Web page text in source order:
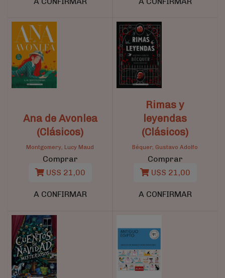
Ana de Avonlea
(Clásicos)
Montgomery, Lucy Maud
Comprar
U$S 21,00
A CONFIRMAR
Rimas y
leyendas
(Clásicos)
Béquer, Gustavo Adolfo
Comprar
U$S 21,00
A CONFIRMAR